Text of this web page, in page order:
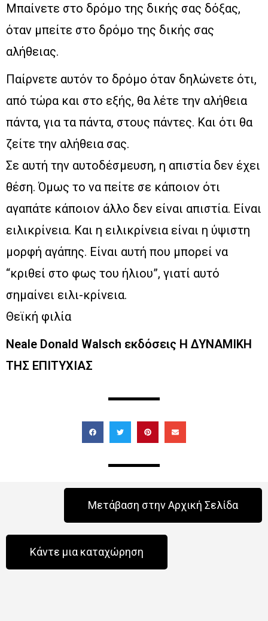
Μπαίνετε στο δρόμο της δικής σας δόξας,
όταν μπείτε στο δρόμο της δικής σας
αλήθειας.
Παίρνετε αυτόν το δρόμο όταν δηλώνετε ότι,
από τώρα και στο εξής, θα λέτε την αλήθεια
πάντα, για τα πάντα, στους πάντες. Και ότι θα
ζείτε την αλήθεια σας.
Σε αυτή την αυτοδέσμευση, η απιστία δεν έχει
θέση. Όμως το να πείτε σε κάποιον ότι
αγαπάτε κάποιον άλλο δεν είναι απιστία. Είναι
ειλικρίνεια. Και η ειλικρίνεια είναι η ύψιστη
μορφή αγάπης. Είναι αυτή που μπορεί να
“κριθεί στο φως του ήλιου”, γιατί αυτό
σημαίνει ειλι-κρίνεια.
Θεϊκή φιλία
Neale Donald Walsch εκδόσεις Η ΔΥΝΑΜΙΚΗ
ΤΗΣ ΕΠΙΤΥΧΙΑΣ
Μετάβαση στην Αρχική Σελίδα
Κάντε μια καταχώρηση